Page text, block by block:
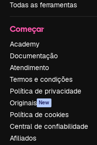
Todas as ferramentas
Começar
Academy
Documentação
Atendimento
Termos e condições
Política de privacidade
Originais New
Política de cookies
Central de confiabilidade
Afiliados